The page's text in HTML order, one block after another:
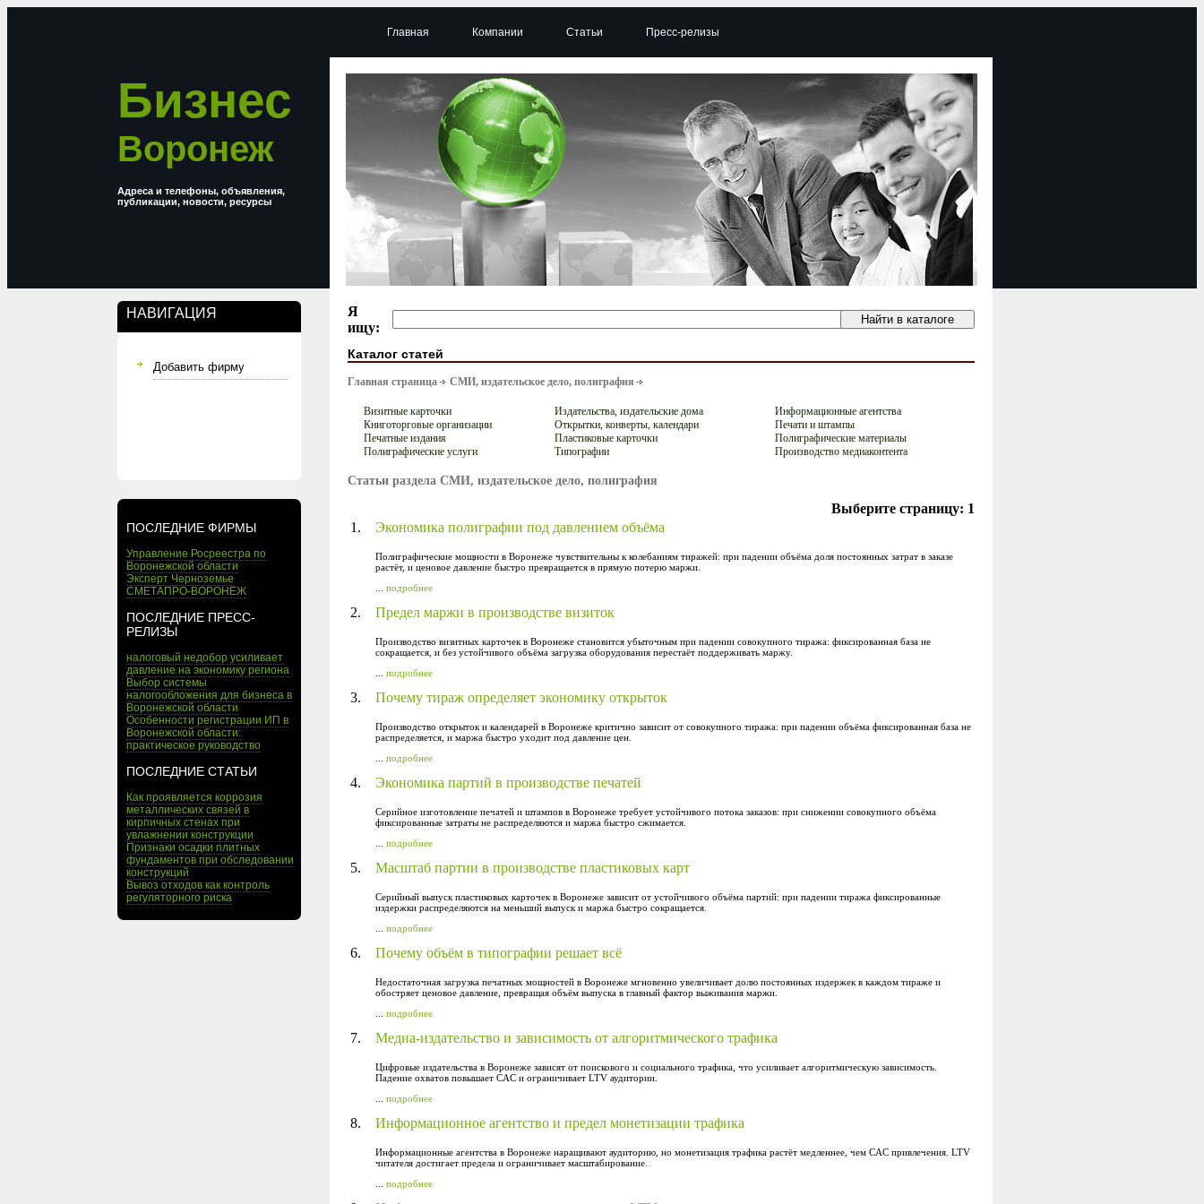
Бизнес
Воронеж
Адреса и телефоны, объявления,
публикации, новости, ресурсы
НАВИГАЦИЯ
Добавить фирму
ПОСЛЕДНИЕ ФИРМЫ
Управление Росреестра по
Воронежской области
Эксперт Черноземье
СМЕТАПРО-ВОРОНЕЖ
ПОСЛЕДНИЕ ПРЕСС-
РЕЛИЗЫ
налоговый недобор усиливает
давление на экономику региона
Выбор системы
налогообложения для бизнеса в
Воронежской области
Особенности регистрации ИП в
Воронежской области:
практическое руководство
ПОСЛЕДНИЕ СТАТЬИ
Как проявляется коррозия
металлических связей в
кирпичных стенах при
увлажнении конструкции
Признаки осадки плитных
фундаментов при обследовании
конструкций
Вывоз отходов как контроль
регуляторного риска
Главная Компании Статьи Пресс-релизы
Я
ищу:
Каталог статей
Главная страница СМИ, издательское дело, полиграфия
Визитные карточки Издательства, издательские дома
Информационные агентства
Книготорговые организации
Открытки, конверты, календари
Печати и штампы
Печатные издания
Пластиковые карточки
Полиграфические материалы
Полиграфические услуги
Типографии Производство медиаконтента
Статьи раздела СМИ, издательское дело, полиграфия
Выберите страницу: 1
1.
Экономика полиграфии под давлением объёма
Полиграфические мощности в Воронеже чувствительны к колебаниям тиражей: при падении объёма доля постоянных затрат в заказе
растёт, и ценовое давление быстро превращается в прямую потерю маржи.
подробнее
2. Предел маржи в производстве визиток
Производство визитных карточек в Воронеже становится убыточным при падении совокупного тиража: фиксированная база не
сокращается, и без устойчивого объёма загрузка оборудования перестаёт поддерживать маржу.
подробнее
3. Почему тираж определяет экономику открыток
Производство открыток и календарей в Воронеже критично зависит от совокупного тиража: при падении объёма фиксированная база не
распределяется, и маржа быстро уходит под давление цен.
подробнее
4. Экономика партий в производстве печатей
Серийное изготовление печатей и штампов в Воронеже требует устойчивого потока заказов: при снижении совокупного объёма
фиксированные затраты не распределяются и маржа быстро сжимается.
подробнее
5. Масштаб партии в производстве пластиковых карт
Серийный выпуск пластиковых карточек в Воронеже зависит от устойчивого объёма партий: при падении тиража фиксированные
издержки распределяются на меньший выпуск и маржа быстро сокращается.
подробнее
6. Почему объём в типографии решает всё
Недостаточная загрузка печатных мощностей в Воронеже мгновенно увеличивает долю постоянных издержек в каждом тираже и
обостряет ценовое давление, превращая объём выпуска в главный фактор выживания маржи.
подробнее
7. Медиа-издательство и зависимость от алгоритмического трафика
Цифровые издательства в Воронеже зависят от поискового и социального трафика, что усиливает алгоритмическую зависимость.
Падение охватов повышает CAC и ограничивает LTV аудитории.
подробнее
8. Информационное агентство и предел монетизации трафика
Информационные агентства в Воронеже наращивают аудиторию, но монетизация трафика растёт медленнее, чем CAC привлечения. LTV
читателя достигает предела и ограничивает масштабирование.
подробнее